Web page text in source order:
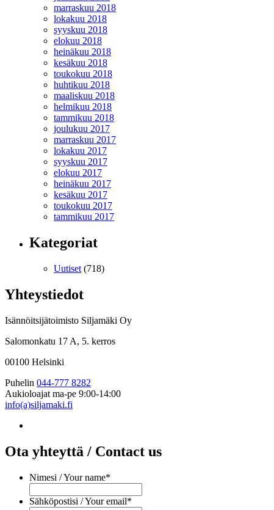
marraskuu 2018
lokakuu 2018
syyskuu 2018
elokuu 2018
heinäkuu 2018
kesäkuu 2018
toukokuu 2018
huhtikuu 2018
maaliskuu 2018
helmikuu 2018
tammikuu 2018
joulukuu 2017
marraskuu 2017
lokakuu 2017
syyskuu 2017
elokuu 2017
heinäkuu 2017
kesäkuu 2017
toukokuu 2017
tammikuu 2017
Kategoriat
Uutiset (718)
Yhteystiedot
Isännöitsijätoimisto Siljamäki Oy
Salomonkatu 17 A, 5. kerros
00100 Helsinki
Puhelin 044-777 8282
Aukioloajat ma-pe 9:00-14:00
info(a)siljamaki.fi
Ota yhteyttä / Contact us
Nimesi / Your name*
Sähköpostisi / Your email*